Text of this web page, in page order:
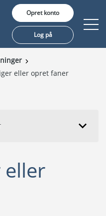
Opret konto
Log på
eller opret faner
eller